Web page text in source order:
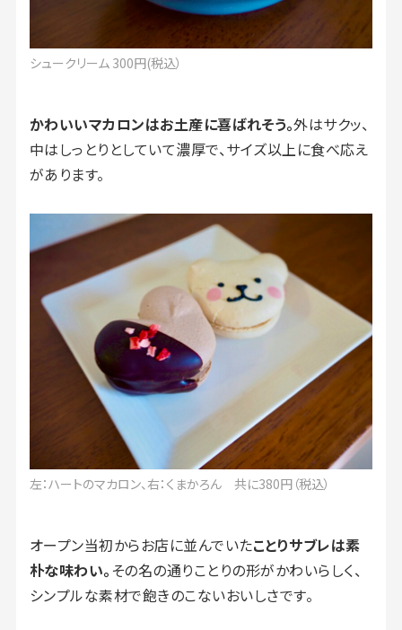
シュークリーム 300円(税込）
かわいいマカロンはお土産に喜ばれそう。外はサクッ、
中はしっとりとしていて濃厚で、サイズ以上に食べ応え
があります。
左：ハートのマカロン、右：くまかろん 共に380円（税込）
オープン当初からお店に並んでいたことりサブレは素
朴な味わい。 その名の通りことりの形がかわいらしく、
シンプルな素材で飽きのこないおいしさです。